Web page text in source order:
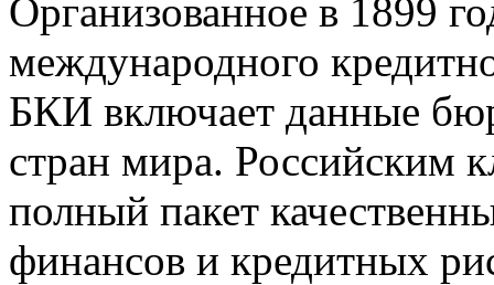
Организованное в 1899
международного
БКИ включает данные
стран мира. Российским
полный пакет
финансов и кредитных